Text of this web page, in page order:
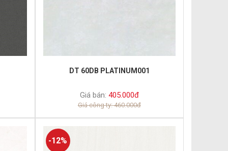
DT 60DB PLATINUM001
Giá bán: 405.000đ
Giá công ty: 460.000đ
-12%